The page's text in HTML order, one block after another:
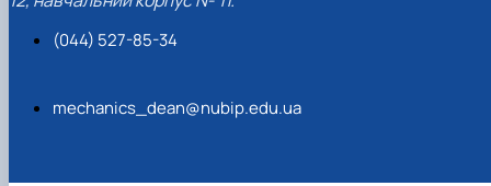
(044) 527-85-34
mechanics_dean@nubip.edu.ua